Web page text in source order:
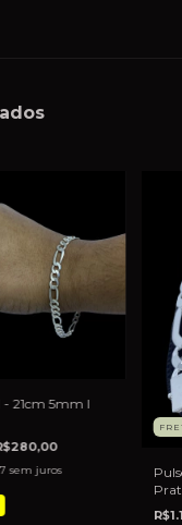
- 21cm 5mm I
sem juros